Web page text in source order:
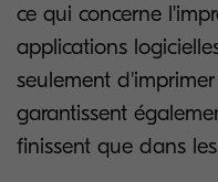
ce qui concerne
applications
seulement
garantissent
finissent que dans